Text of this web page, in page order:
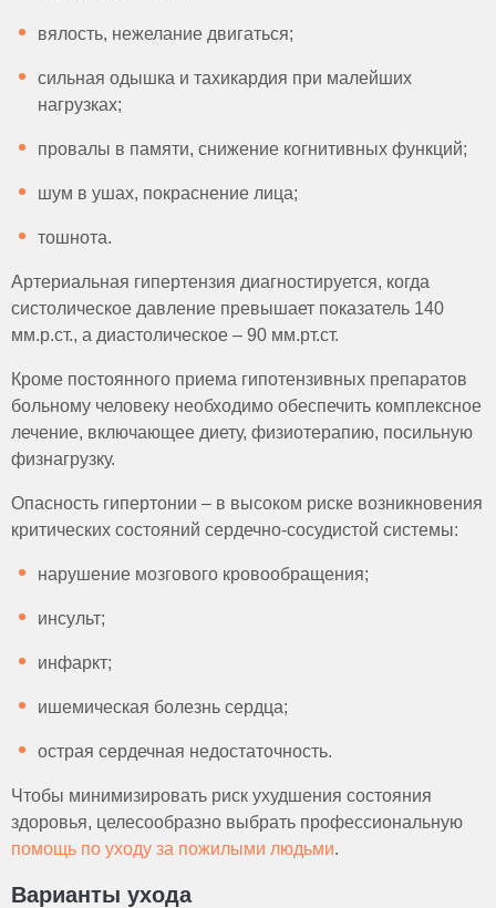
вялость, нежелание двигаться;
сильная одышка и тахикардия при малейших
нагрузках;
провалы в памяти, снижение когнитивных функций;
шум в ушах, покраснение лица;
тошнота.
Артериальная гипертензия диагностируется, когда
систолическое давление превышает показатель 140
мм.р.ст., а диастолическое – 90 мм.рт.ст.
Кроме постоянного приема гипотензивных препаратов
больному человеку необходимо обеспечить комплексное
лечение, включающее диету, физиотерапию, посильную
физнагрузку.
Опасность гипертонии – в высоком риске возникновения
критических состояний сердечно-сосудистой системы:
нарушение мозгового кровообращения;
инсульт;
инфаркт;
ишемическая болезнь сердца;
острая сердечная недостаточность.
Чтобы минимизировать риск ухудшения состояния
здоровья, целесообразно выбрать профессиональную
помощь по уходу за пожилыми людьми.
Варианты ухода